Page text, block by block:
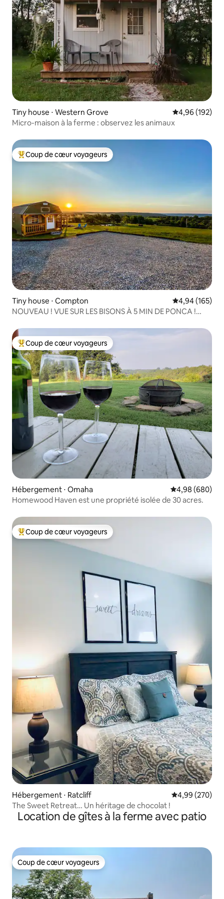
Tiny house ⋅ Western Grove Évaluation
4,96 (192)
Micro-maison à la ferme : observez les animaux
Coups de cœur voyageurs les plus appréciés
Coup de cœur voyageurs
Tiny house ⋅ Compton Évaluation
4,94 (165)
NOUVEAU ! VUE SUR LES BISONS À 5 MIN DE PONCA !
Coups de cœur voyageurs les plus appréciés
Coup de cœur voyageurs
Hébergement ⋅ Omaha Évaluation
4,98 (680)
Homewood Haven est une propriété isolée de 30 acres.
Coups de cœur voyageurs les plus appréciés
Coup de cœur voyageurs
Hébergement ⋅ Ratcliff Évaluation
4,99 (270)
The Sweet Retreat… Un héritage de chocolat !
Location de gîtes à la ferme avec patio
Coup de cœur voyageurs
Coup de cœur voyageurs